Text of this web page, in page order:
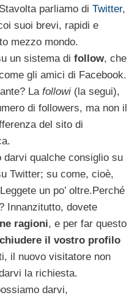
parliamo di Twitter,
suoi brevi, rapidi e
mezzo mondo.
un sistema di follow, che
gli amici di Facebook.
La followi (la segui),
di followers, ma non il
del sito di
darvi qualche consiglio su
Twitter; su come, cioè,
un po’ oltre. Perché
Innanzitutto, dovete
ragioni, e per far questo
il vostro profilo
il nuovo visitatore non
la richiesta.
darvi,